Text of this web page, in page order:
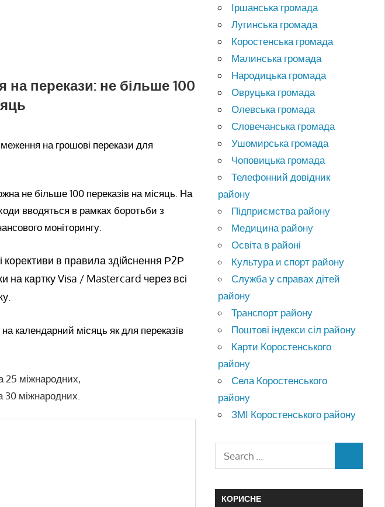
перекази: не більше 100
на грошові перекази для
не більше 100 переказів на місяць. На
вводяться в рамках боротьби з
моніторингу.
в правила здійснення Р2Р
на картку Visa / Mastercard через всі
календарний місяць як для переказів
25 міжнародних,
30 міжнародних.
Іршанська громада
Лугинська громада
Коростенська громада
Малинська громада
Народицька громада
Овруцька громада
Олевська громада
Словечанська громада
Ушомирська громада
Чоповицька громада
Телефонний довідник
району
Підприємства району
Медицина району
Освіта в районі
Культура и спорт району
Служба у справах дітей
району
Транспорт району
Поштові індекси сіл району
Карти Коростенського
району
Села Коростенського
району
ЗМІ Коростенського району
КОРИСНЕ